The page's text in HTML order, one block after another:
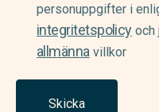
(Required)
personuppgifter i
integritetspolicyoch
allmännavillkor
Skicka